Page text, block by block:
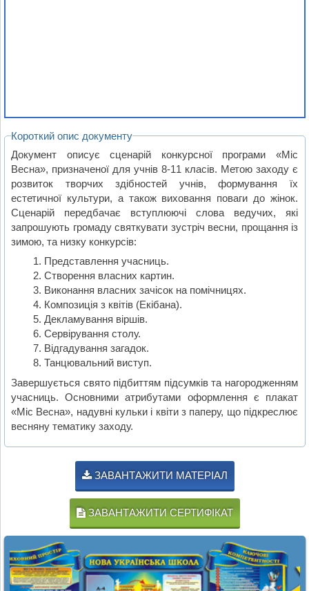
Короткий опис документу
Документ описує сценарій конкурсної програми «Міс
Весна», призначеної для учнів 8-11 класів. Метою заходу є
розвиток творчих здібностей учнів, формування їх
естетичної культури, а також виховання поваги до жінок.
Сценарій передбачає вступлюючі слова ведучих, які
запрошують громаду святкувати зустріч весни, прощання із
зимою, та низку конкурсів:
Представлення учасниць.
Створення власних картин.
Виконання власних зачісок на помічницях.
Композиція з квітів (Екібана).
Декламування віршів.
Сервірування столу.
Відгадування загадок.
Танцювальний виступ.
Завершується свято підбиттям підсумків та нагородженням
учасниць. Основними атрибутами оформлення є плакат
«Міс Весна», надувні кульки і квіти з паперу, що підкреслює
весняну тематику заходу.
ЗАВАНТАЖИТИ МАТЕРІАЛ
ЗАВАНТАЖИТИ СЕРТИФІКАТ